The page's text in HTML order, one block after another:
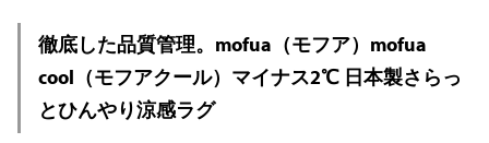
徹底した品質管理。mofua（モフア）mofua
cool（モフアクール）マイナス2℃ 日本製さらっ
とひんやり涼感ラグ